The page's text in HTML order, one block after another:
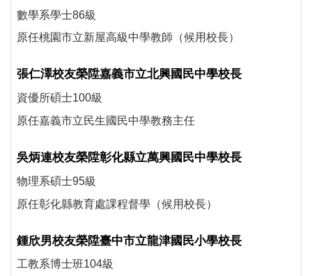
數學系學士86級
原任桃園市立新屋高級中學教師（候用校長）
張仁澤校友榮陞嘉義市立北興國民中學校長
資優所碩士100級
原任嘉義市立民生國民中學教務主任
吳炳連校友榮陞彰化縣立萬興國民中學校長
物理系碩士95級
原任彰化縣教育處課程督學（候用校長）
鍾欣男校友榮陞臺中市立龍津國民小學校長
工教系博士班104級